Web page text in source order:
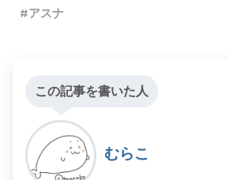
アスナ
この記事を書いた人
むらこ